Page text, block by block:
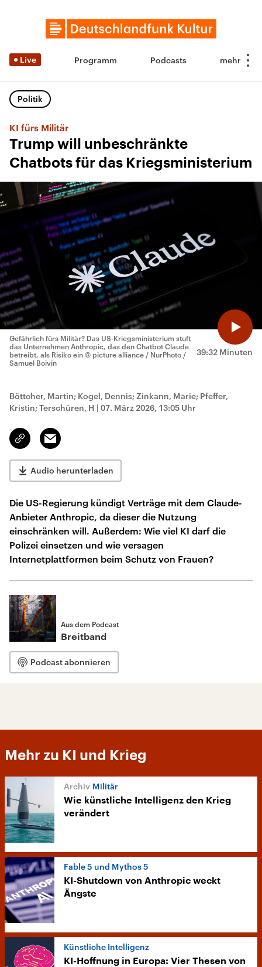
Live Programm Podcasts
Politik
KI fürs Militär
Trump will unbeschränkte
Chatbots für das Kriegsministerium
39:32 Minuten
Gefährlich fürs Militär? Das US-Kriegsministerium stuft
das Unternehmen Anthropic, das den Chatbot Claude
betreibt, als Risiko ein © picture alliance / NurPhoto /
Samuel Boivin
Böttcher, Martin; Kogel, Dennis; Zinkann, Marie; Pfeffer,
Kristin; Terschüren, H | 07. März 2026, 13:05 Uhr
Link
kopieren/teilen
Email
Audio herunterladen
Die US-Regierung kündigt Verträge mit dem Claude-
Anbieter Anthropic, da dieser die Nutzung
einschränken will. Außerdem: Wie viel KI darf die
Polizei einsetzen und wie versagen
Internetplattformen beim Schutz von Frauen?
Aus dem Podcast
Breitband
Podcast abonnieren
Mehr zu KI und Krieg
Militär
Wie künstliche Intelligenz den Krieg
verändert
Fable 5 und Mythos 5
KI-Shutdown von Anthropic weckt
Ängste
Künstliche Intelligenz
KI-Hoffnung in Europa: Vier Thesen von